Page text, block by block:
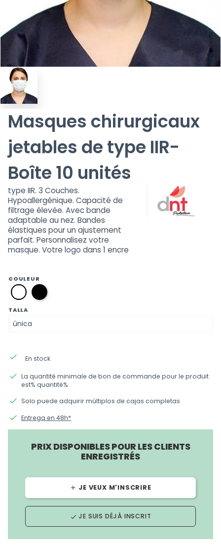
Masques chirurgicaux
jetables de type IIR-
Boîte 10 unités
type IIR. 3 Couches.
Hypoallergénique. Capacité de
filtrage élevée. Avec bande
adaptable au nez. Bandes
élastiques pour un ajustement
parfait. Personnalisez votre
masque. Votre logo dans 1 encre
COULEUR
blanconegro
TALLA
done En stock
done La quantité minimale de bon de commande pour le produit
est% quantité%.
done Solo puede adquirir múltiplos de cajas completas
done Entrega en 48h*
PRIX DISPONIBLES POUR LES CLIENTS
ENREGISTRÉS
add JE VEUX M'INSCRIRE
done JE SUIS DÉJÀ INSCRIT